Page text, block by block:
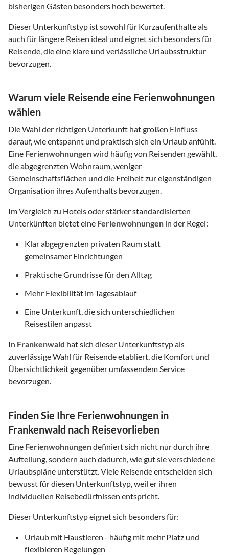
bisherigen Gästen besonders hoch bewertet.
Dieser Unterkunftstyp ist sowohl für Kurzaufenthalte als
auch für längere Reisen ideal und eignet sich besonders für
Reisende, die eine klare und verlässliche Urlaubsstruktur
bevorzugen.
Warum viele Reisende eine Ferienwohnungen
wählen
Die Wahl der richtigen Unterkunft hat großen Einfluss
darauf, wie entspannt und praktisch sich ein Urlaub anfühlt.
Eine Ferienwohnungenwird häufig von Reisenden gewählt,
die abgegrenzten Wohnraum, weniger
Gemeinschaftsflächen und die Freiheit zur eigenständigen
Organisation ihres Aufenthalts bevorzugen.
Im Vergleich zu Hotels oder stärker standardisierten
Unterkünften bietet eine Ferienwohnungen in der Regel:
Klar abgegrenzten privaten Raum statt
gemeinsamer Einrichtungen
Praktische Grundrisse für den Alltag
Mehr Flexibilität im Tagesablauf
Eine Unterkunft, die sich unterschiedlichen
Reisestilen anpasst
In Frankenwald hat sich dieser Unterkunftstyp als
zuverlässige Wahl für Reisende etabliert, die Komfort und
Übersichtlichkeit gegenüber umfassendem Service
bevorzugen.
Finden Sie Ihre Ferienwohnungen in
Frankenwald nach Reisevorlieben
Eine Ferienwohnungendefiniert sich nicht nur durch ihre
Aufteilung, sondern auch dadurch, wie gut sie verschiedene
Urlaubspläne unterstützt. Viele Reisende entscheiden sich
bewusst für diesen Unterkunftstyp, weil er ihren
individuellen Reisebedürfnissen entspricht.
Dieser Unterkunftstyp eignet sich besonders für:
Urlaub mit Haustieren - häufig mit mehr Platz und
flexibleren Regelungen